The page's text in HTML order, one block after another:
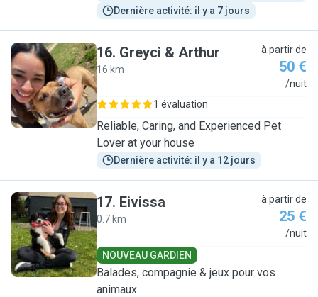
Dernière activité: il y a 7 jours
G
16. Greyci & Arthur
16 km
à partir de
50 €
/nuit
1 évaluation
Reliable, Caring, and Experienced Pet
Lover at your house
Dernière activité: il y a 12 jours
E
17. Eivissa
0.7 km
à partir de
25 €
/nuit
NOUVEAU GARDIEN
Balades, compagnie & jeux pour vos
animaux